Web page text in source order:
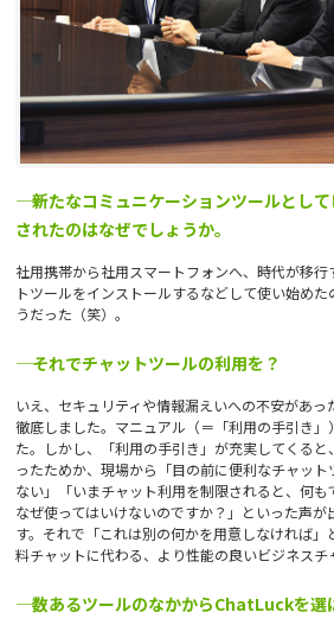
―― 新たなコミュニケーションツールとし
されたのはなぜでしょうか。
社用携帯から社用スマートフォンへ、時代が移行
トツールをインストールするなどして使い始め
うだった（笑）。
―― それでチャットツールの利用を？
いえ、セキュリティや情報漏えいへの不安があ
徹底しました。マニュアル（＝「利用の手引き」
た。しかし、「利用の手引き」が充実してくる
ったためか、現場から「目の前に便利なチャッ
ない」「いまチャット利用を制限されると、何も
なぜ使ってはいけないのですか？」といった声
す。それで「これは別の何かを用意しなければ
料チャットに代わる、より性能の良いビジネスチ
―― 数あるツールのなかからChatLuckを選